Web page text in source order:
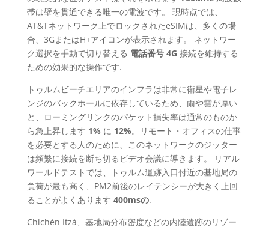
帯は壁を貫通できる唯一の電波です。 現時点では、
AT&Tネットワーク上でロックされたeSIMは、多くの場
合、3GまたはH+アイコンが表示されます。 ネットワー
ク選択を手動で切り替える 電話番号 4G 接続を維持する
ための効果的な操作です.
トゥルムビーチエリアのインフラは非常に衛星や電子レ
ンジのバックホールに依存しているため、雨や雲が厚い
と、ローミングリンクのパケット損失率は通常のものか
ら急上昇します 1% に 12%。リモート・オフィスの仕事
を必要とする人のために、このネットワークのジッター
は頻繁に接続を断ち切るビデオ会議に導きます。 リアル
ワールドテストでは、トゥルム遺跡入口付近の基地局の
負荷が最も高く、PM2前後のレイテンシーが大きく上回
ることがよくあります 400msの.
Chichén Itzá、基地局分布密度などの内陸遺跡のリゾー